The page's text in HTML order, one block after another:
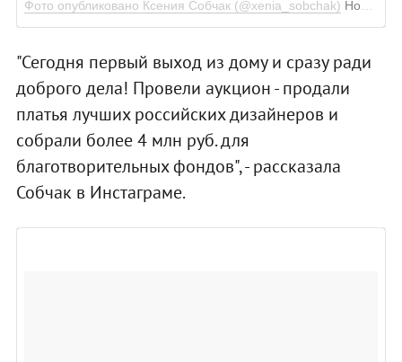
Фото опубликовано Ксения Собчак (@xenia_sobchak) Ноя 29 2016 в 12:28 PST
"Сегодня первый выход из дому и сразу ради
доброго дела! Провели аукцион - продали
платья лучших российских дизайнеров и
собрали более 4 млн руб. для
благотворительных фондов", - рассказала
Собчак в Инстаграме.